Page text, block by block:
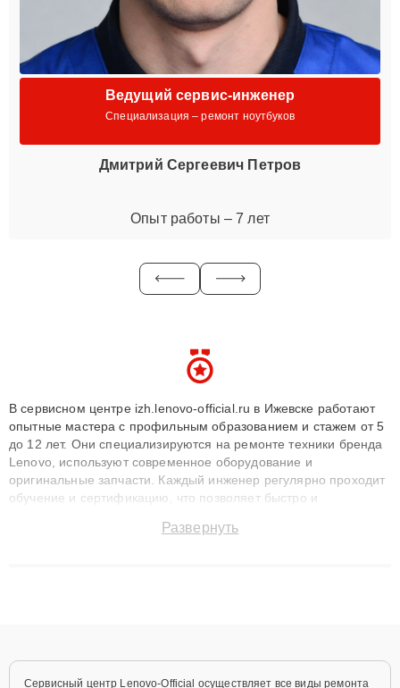
Ведущий сервис-инженер
Специализация – ремонт ноутбуков
Дмитрий Сергеевич Петров
Опыт работы – 7 лет
В сервисном центре izh.lenovo-official.ru в Ижевске работают
опытные мастера с профильным образованием и стажем от 5
до 12 лет. Они специализируются на ремонте техники бренда
Lenovo, используют современное оборудование и
оригинальные запчасти. Каждый инженер регулярно проходит
обучение и сертификацию, что позволяет быстро и
сохранением гарантии до 3 лет. Наши мастера решают
Развернуть
Сервисный центр Lenovo-Official осуществляет все виды ремонта